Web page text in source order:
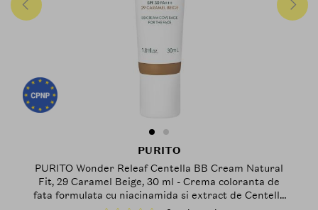
PURITO
PURITO Wonder Releaf Centella BB Cream Natural
Fit, 29 Caramel Beige, 30 ml - Crema coloranta de
fata formulata cu niacinamida si extract de Centella